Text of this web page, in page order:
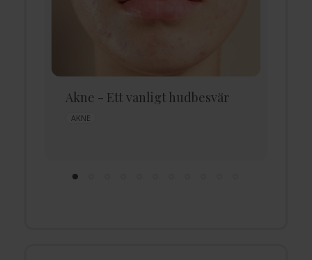
Akne - Ett vanligt hudbesvär
AKNE